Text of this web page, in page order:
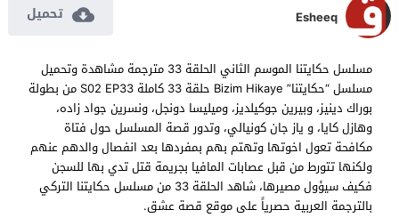
Esheeq تحميل
مسلسل حكايتنا الموسم الثاني الحلقة 33 مترجمة مشاهدة وتحميل
مسلسل “حكايتنا” Bizim Hikaye حلقة 33 كاملة S02 EP33 من بطولة
بوراك دينيز، وبيرين جوكيلديز، وميليسا دونجل، ونسرين جواد زاده،
وهازل كايا، و ياز جان كونيالي، وتدور قصة المسلسل حول فتاة
مكافحة تعول اخوتها وتهتم بهم بمفردها بعد انفصال والدهم عنهم
ولكنها تتورط من قبل عصابات المافيا بجريمة قتل تدي بها للسجن
فكيف سيؤول مصيرها، شاهد الحلقة 33 من مسلسل حكايتنا التركي
بالترجمة العربية حصرياً على موقع قصة عشق.